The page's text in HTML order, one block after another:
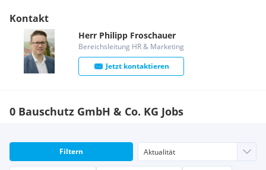
Kontakt
Herr Philipp Froschauer
Bereichsleitung HR & Marketing
Jetzt kontaktieren
0 Bauschutz GmbH & Co. KG Jobs
Filtern